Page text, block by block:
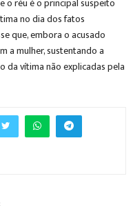
no dia dos fatos
que, embora o acusado
a mulher, sustentando a
da vítima não explicadas pela